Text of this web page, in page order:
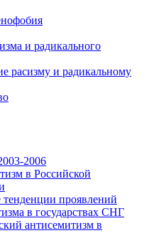
и радикального
расизму и радикальному
2006
в Российской
проявлений
в государствах СНГ
антисемитизм в